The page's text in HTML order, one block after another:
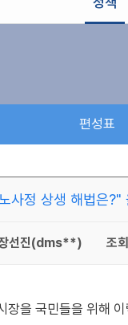
편성표
사정 상생 해법은?"
선진(dms**) 조
장을 국민들을 위해